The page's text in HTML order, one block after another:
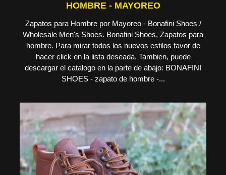
HOMBRE - MAYOREO
Zapatos para Hombre por Mayoreo - Bonafini Shoes /
Wholesale Men's Shoes. Bonafini Shoes, Zapatos para
hombre. Para mirar todos los nuevos estilos favor de
hacer click en la lista deseada. Tambien, puede
descargar el catalogo en la parte de abajo: BONAFINI
SHOES - zapato de hombre -...